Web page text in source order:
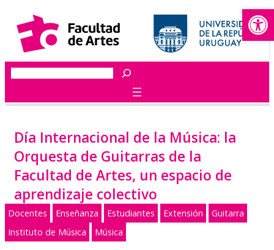
contenido
Buscar
Día Internacional de la Música: la
Orquesta de Guitarras de la
Facultad de Artes, un espacio de
aprendizaje colectivo
Docentes Enseñanza Estudiantes Extensión
Guitarra
Instituto de Música
Música